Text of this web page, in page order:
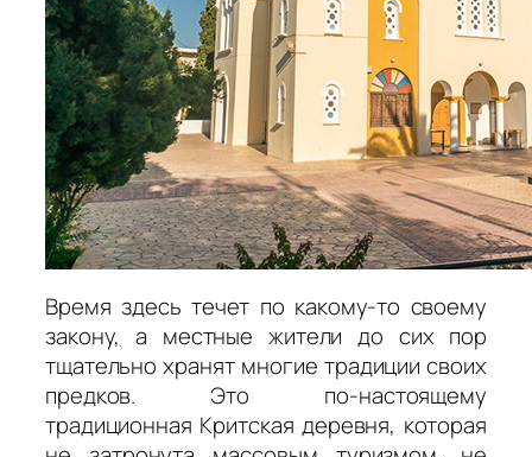
Время здесь течет по какому-то своему
закону, а местные жители до сих пор
тщательно хранят многие традиции своих
предков. Это по-настоящему
традиционная Критская деревня, которая